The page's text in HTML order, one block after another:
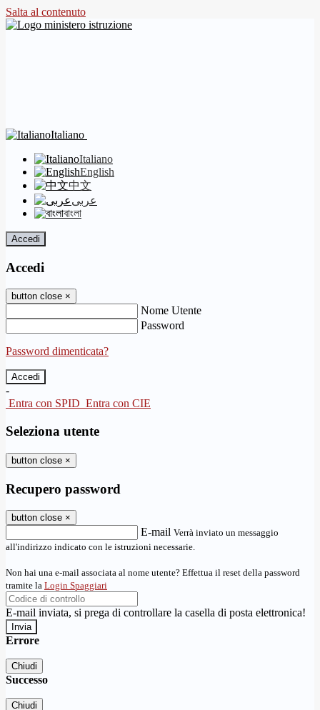
Salta al contenuto
Italiano
Italiano
English
中文
عربى
বাংলা
Accedi
Accedi
button close ×
Nome Utente
Password
Password dimenticata?
-
Entra con SPID Entra con CIE
Seleziona utente
button close ×
Recupero password
button close ×
E-mail Verrà inviato un messaggio
all'indirizzo indicato con le istruzioni necessarie.
Non hai una e-mail associata al nome utente? Effettua il reset della password
tramite la Login Spaggiari
E-mail inviata, si prega di controllare la casella di posta elettronica!
Errore
Chiudi
Successo
Chiudi